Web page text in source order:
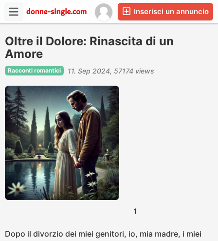
Inserisci un annuncio
Oltre il Dolore: Rinascita di un
Amore
Racconti romantici 11. Sep 2024 57174 views
1
Dopo il divorzio dei miei genitori, io, mia madre, i miei